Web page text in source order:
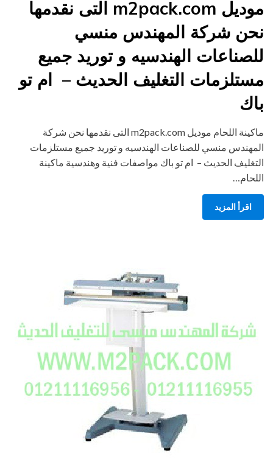
موديل m2pack.com التى نقدمها
نحن شركة المهندس منسي
للصناعات الهندسيه و توريد جميع
مستلزمات التغليف الحديث – ام تو
باك
ماكينة اللحام موديل m2pack.com التى نقدمها نحن شركة
المهندس منسي للصناعات الهندسيه و توريد جميع مستلزمات
التغليف الحديث – ام تو باك مواصفات فنية وهندسية ماكينة
اللحام…
اقرأ المزيد